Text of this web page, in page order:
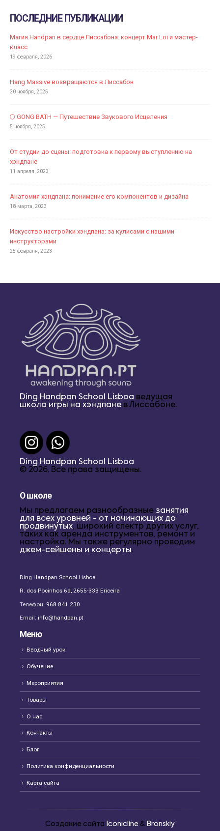
ПОСЛЕДНИЕ ПУБЛИКАЦИИ
Магия Handpan в сердце Лиссабона: концерт Mar Loi и мастер-
класс
19 февраля, 2026
Hang Massive возвращаются в Лиссабон
30 ноября, 2025
🌕 GONG BATH — Путешествие Звукового Исцеления
5 ноября, 2025
От студии до сцены: подготовка к первому выступлению на
хэндпане
11 апреля, 2023
Анатомия хэндпана: понимание его компонентов и дизайна
18 марта, 2023
Искусство настройки хэндпана: за кулисами с нашими
инструкторами
25 февраля, 2023
Ding Handpan School Lisboa ведущая
школа игры на хэндпане в Лиссабоне.
Ding Handpan School Lisboa
© 2026. Все права защищены.
О школе
Мы предлагаем разнообразные занятия
для всех уровней - от начинающих до
продвинутых, широкий спектр других услуг,
таких как аренда инструментов, ремонт и
настройка. Мы также регулярно проводим
джем-сейшены и концерты.
Ding Handpan School Lisboa
R. dos Pocinhos 6d, 2655-333 Ericeira
Телефон: 968 841 230
Email: info@handpan.pt
Меню
Вводный урок
Обучение
Мероприятия
Товары
О нас
Контакты
Блог
Политика конфиденциальности
Карта сайта
Создание сайта Iconicline & Bronskiy